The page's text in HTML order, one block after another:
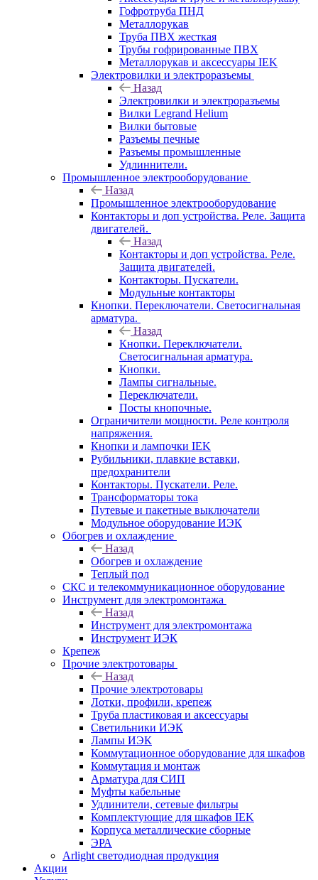
Гофротруба ПНД
Металлорукав
Труба ПВХ жесткая
Трубы гофрированные ПВХ
Металлорукав и аксессуары IEK
Электровилки и электроразъемы
Назад
Электровилки и электроразъемы
Вилки Legrand Helium
Вилки бытовые
Разъемы печные
Разъемы промышленные
Удлиннители.
Промышленное электрооборудование
Назад
Промышленное электрооборудование
Контакторы и доп устройства. Реле. Защита
двигателей.
Назад
Контакторы и доп устройства. Реле.
Защита двигателей.
Контакторы. Пускатели.
Модульные контакторы
Кнопки. Переключатели. Светосигнальная
арматура.
Назад
Кнопки. Переключатели.
Светосигнальная арматура.
Кнопки.
Лампы сигнальные.
Переключатели.
Посты кнопочные.
Ограничители мощности. Реле контроля
напряжения.
Кнопки и лампочки IEK
Рубильники, плавкие вставки,
предохранители
Контакторы. Пускатели. Реле.
Трансформаторы тока
Путевые и пакетные выключатели
Модульное оборудование ИЭК
Обогрев и охлаждение
Назад
Обогрев и охлаждение
Теплый пол
СКС и телекоммуникационное оборудование
Инструмент для электромонтажа
Назад
Инструмент для электромонтажа
Инструмент ИЭК
Крепеж
Прочие электротовары
Назад
Прочие электротовары
Лотки, профили, крепеж
Труба пластиковая и аксессуары
Светильники ИЭК
Лампы ИЭК
Коммутационное оборудование для шкафов
Коммутация и монтаж
Арматура для СИП
Муфты кабельные
Удлинители, сетевые фильтры
Комплектующие для шкафов IEK
Корпуса металлические сборные
ЭРА
Arlight светодиодная продукция
Акции